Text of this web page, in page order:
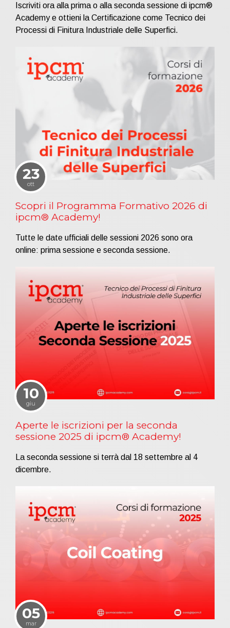
Iscriviti ora alla prima o alla seconda sessione di ipcm®
Academy e ottieni la Certificazione come Tecnico dei
Processi di Finitura Industriale delle Superfici.
23
ott
Scopri il Programma Formativo 2026 di
ipcm® Academy!
Tutte le date ufficiali delle sessioni 2026 sono ora
online: prima sessione e seconda sessione.
10
giu
Aperte le iscrizioni per la seconda
sessione 2025 di ipcm® Academy!
La seconda sessione si terrà dal 18 settembre al 4
dicembre.
05
mar